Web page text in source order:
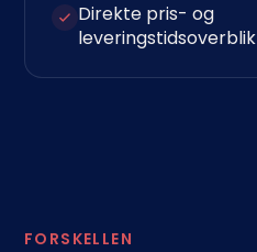
Direkte pris- og
leveringstidsoverblik
FORSKELLEN